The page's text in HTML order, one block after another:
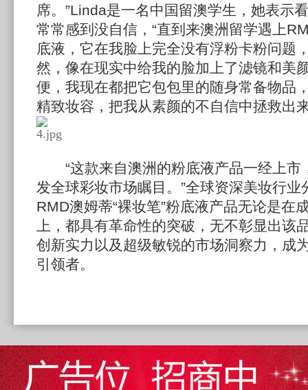
席。”Linda是一名中国留澳学生，她表示
常常感到没自信，“直到来澳洲留学遇上
底液，它在我脸上完全没有浮粉卡粉问题
然，像在现实中给我的脸加上了滤镜和美
便，我现在都把它包包里的随身常备物品
精致妆容，把我从素颜的不自信中拯救出
“这款来自澳洲的粉底液产品一经上市
发全球彩妆市场瞩目。”全球资深美妆行
RMD澳姆蒂“裸妆笔”粉底液产品无论是在
上，都具有革命性的突破，无不彰显出该
创新实力以及超级敏锐的市场洞察力，成
引领者。